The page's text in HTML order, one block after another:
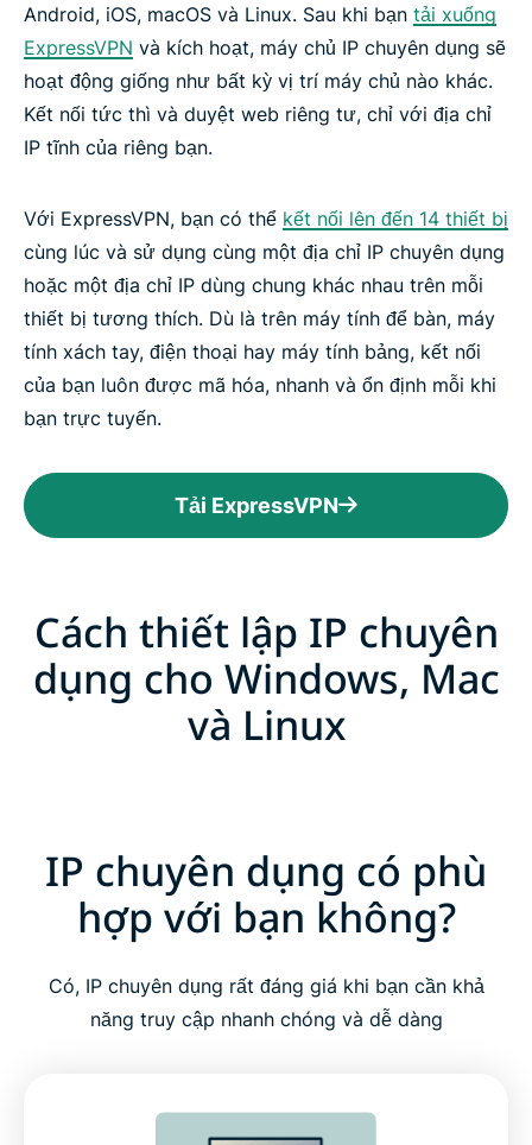
Android, iOS, macOS và Linux. Sau khi bạn tải xuống
ExpressVPN và kích hoạt, máy chủ IP chuyên dụng sẽ
hoạt động giống như bất kỳ vị trí máy chủ nào khác.
Kết nối tức thì và duyệt web riêng tư, chỉ với địa chỉ
IP tĩnh của riêng bạn.
Với ExpressVPN, bạn có thể kết nối lên đến 14 thiết bị
cùng lúc và sử dụng cùng một địa chỉ IP chuyên dụng
hoặc một địa chỉ IP dùng chung khác nhau trên mỗi
thiết bị tương thích. Dù là trên máy tính để bàn, máy
tính xách tay, điện thoại hay máy tính bảng, kết nối
của bạn luôn được mã hóa, nhanh và ổn định mỗi khi
bạn trực tuyến.
Tải ExpressVPN
Cách thiết lập IP chuyên
dụng cho Windows, Mac
và Linux
IP chuyên dụng có phù
hợp với bạn không?
Có, IP chuyên dụng rất đáng giá khi bạn cần khả
năng truy cập nhanh chóng và dễ dàng